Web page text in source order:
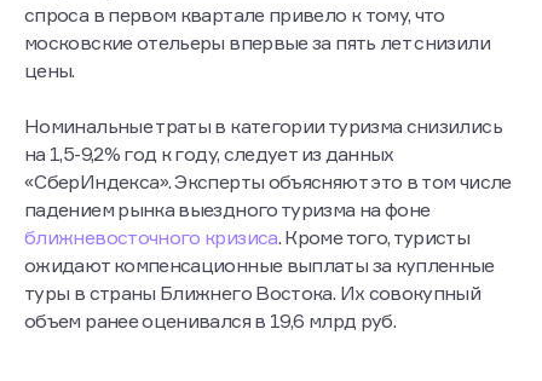
спроса в первом квартале привело к тому, что
московские отельеры впервые за пять лет снизили
цены.
Номинальные траты в категории туризма снизились
на 1,5-9,2% год к году, следует из данных
«СберИндекса». Эксперты объясняют это в том числе
падением рынка выездного туризма на фоне
ближневосточного кризиса. Кроме того, туристы
ожидают компенсационные выплаты за купленные
туры в страны Ближнего Востока. Их совокупный
объем ранее оценивался в 19,6 млрд руб.